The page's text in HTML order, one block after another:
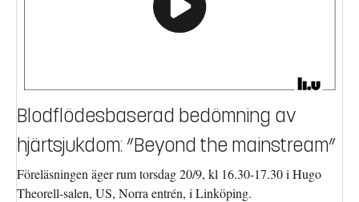
Blodflödesbaserad bedömning av
hjärtsjukdom: ”Beyond the mainstream”
Föreläsningen äger rum torsdag 20/9, kl 16.30-17.30 i Hugo
Theorell-salen, US, Norra entrén, i Linköping.